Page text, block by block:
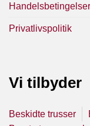
Handelsbetingelser
Privatlivspolitik
Vi tilbyder
Beskidte trusser